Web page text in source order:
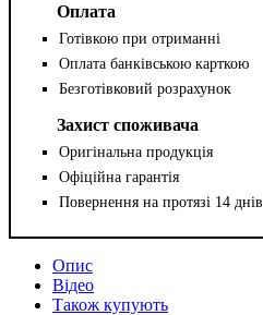
Оплата
Готівкою при отриманні
Оплата банківською карткою
Безготівковий розрахунок
Захист споживача
Оригінальна продукція
Офіційна гарантія
Повернення на протязі 14 днів
Опис
Відео
Також купують